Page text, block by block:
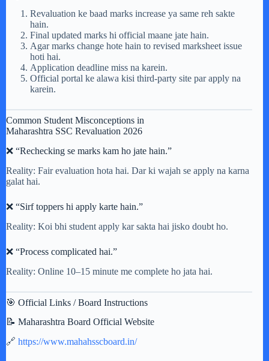
Revaluation ke baad marks increase ya same reh sakte
hain.
Final updated marks hi official maane jate hain.
Agar marks change hote hain to revised marksheet issue
hoti hai.
Application deadline miss na karein.
Official portal ke alawa kisi third-party site par apply na
karein.
Common Student Misconceptions in
Maharashtra SSC Revaluation 2026
❌ “Rechecking se marks kam ho jate hain.”
Reality: Fair evaluation hota hai. Dar ki wajah se apply na karna
galat hai.
❌ “Sirf toppers hi apply karte hain.”
Reality: Koi bhi student apply kar sakta hai jisko doubt ho.
❌ “Process complicated hai.”
Reality: Online 10–15 minute me complete ho jata hai.
🎯 Official Links / Board Instructions
📝 Maharashtra Board Official Website
🔗 https://www.mahahsscboard.in/